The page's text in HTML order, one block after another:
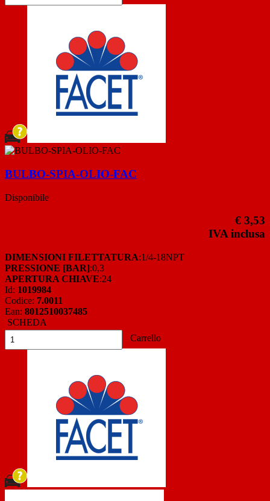
BULBO-SPIA-OLIO-FAC
Disponibile
€ 3,53
IVA inclusa
DIMENSIONI FILETTATURA:1/4-18NPT
PRESSIONE [BAR]:0,3
APERTURA CHIAVE:24
Id: 1019984
Codice: 7.0011
Ean: 8012510037485
SCHEDA
Carrello